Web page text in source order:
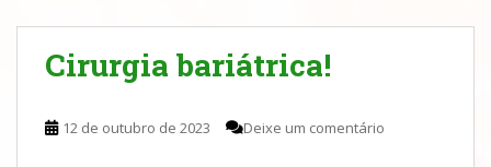
Cirurgia bariátrica!
12 de outubro de 2023 Deixe um comentário